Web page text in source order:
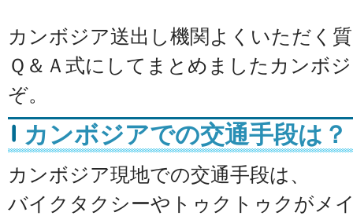
カンボジア送出し機関よくいただく
Ｑ＆Ａ式にしてまとめましたカンボ
ぞ。
カンボジアでの交通手段は？
カンボジア現地での交通手段は、
バイクタクシーやトゥクトゥクがメ